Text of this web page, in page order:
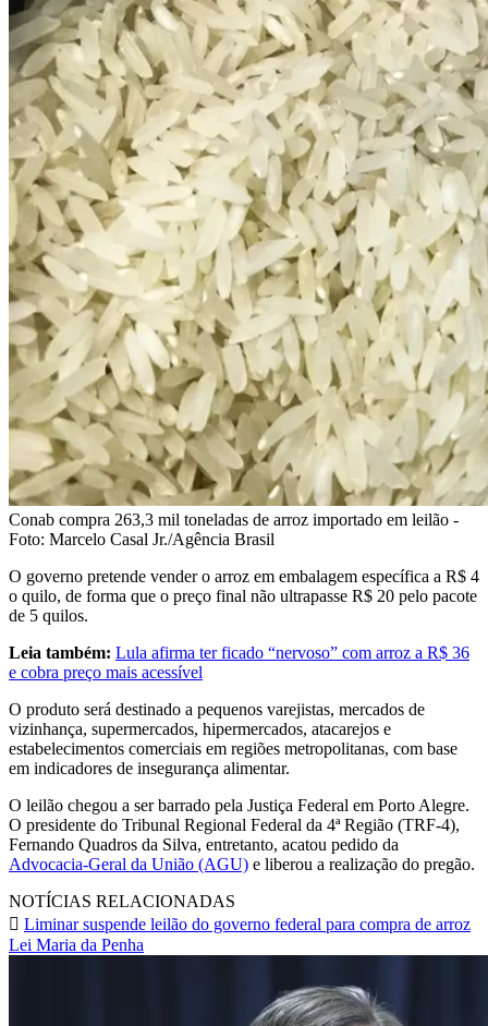
Conab compra 263,3 mil toneladas de arroz importado em leilão -
Foto: Marcelo Casal Jr./Agência Brasil
O governo pretende vender o arroz em embalagem específica a R$ 4
o quilo, de forma que o preço final não ultrapasse R$ 20 pelo pacote
de 5 quilos.
Leia também: Lula afirma ter ficado “nervoso” com arroz a R$ 36
e cobra preço mais acessível
O produto será destinado a pequenos varejistas, mercados de
vizinhança, supermercados, hipermercados, atacarejos e
estabelecimentos comerciais em regiões metropolitanas, com base
em indicadores de insegurança alimentar.
O leilão chegou a ser barrado pela Justiça Federal em Porto Alegre.
O presidente do Tribunal Regional Federal da 4ª Região (TRF-4),
Fernando Quadros da Silva, entretanto, acatou pedido da
Advocacia-Geral da União (AGU) e liberou a realização do pregão.
NOTÍCIAS RELACIONADAS
Liminar suspende leilão do governo federal para compra de arroz
Lei Maria da Penha